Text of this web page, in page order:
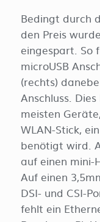
Bedingt durch
den Preis
eingespart. So
microUSB
(rechts)
Anschluss.
meisten
WLAN-Stick,
benötigt wird.
auf einen mini-
Auf einen
DSI- und CSI-
fehlt ein